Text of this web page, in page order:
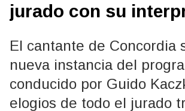
jurado con su
El cantante de Concordia
nueva instancia del
conducido por Guido
elogios de todo el jurado